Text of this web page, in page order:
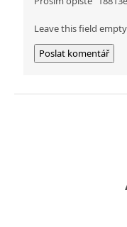
Leave this field